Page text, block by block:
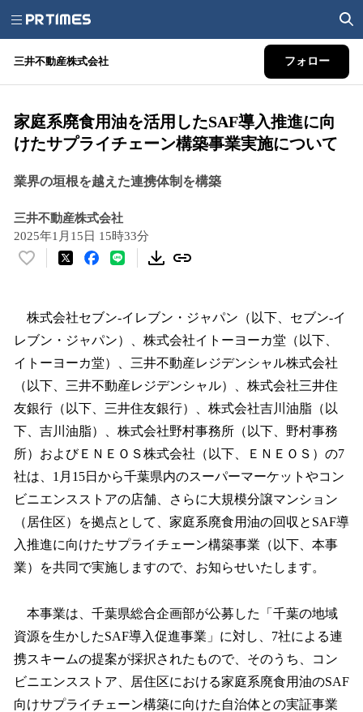
三井不動産株式会社 フォロー
家庭系廃食用油を活用したSAF導入推進に向
けたサプライチェーン構築事業実施について
業界の垣根を越えた連携体制を構築
三井不動産株式会社
2025年1月15日 15時33分
い
！
数
を
読
み
込
み
中
で
す
株式会社セブン‐イレブン・ジャパン（以下、セブン‐イ
レブン・ジャパン）、株式会社イトーヨーカ堂（以下、
イトーヨーカ堂）、三井不動産レジデンシャル株式会社
（以下、三井不動産レジデンシャル）、株式会社三井住
友銀行（以下、三井住友銀行）、株式会社吉川油脂（以
下、吉川油脂）、株式会社野村事務所（以下、野村事務
所）およびＥＮＥＯＳ株式会社（以下、ＥＮＥＯＳ）の7
社は、1月15日から千葉県内のスーパーマーケットやコン
ビニエンスストアの店舗、さらに大規模分譲マンション
（居住区）を拠点として、家庭系廃食用油の回収とSAF導
入推進に向けたサプライチェーン構築事業（以下、本事
業）を共同で実施しますので、お知らせいたします。
本事業は、千葉県総合企画部が公募した「千葉の地域
資源を生かしたSAF導入促進事業」に対し、7社による連
携スキームの提案が採択されたもので、そのうち、コン
ビニエンスストア、居住区における家庭系廃食用油のSAF
向けサプライチェーン構築に向けた自治体との実証事業